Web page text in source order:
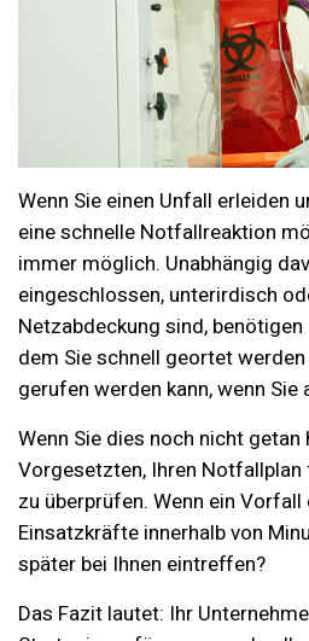
Wenn Sie einen Unfall erleiden
eine schnelle Notfallreaktion
immer möglich. Unabhängig
eingeschlossen, unterirdisch
Netzabdeckung sind,
dem Sie schnell geortet
gerufen werden kann, wenn Sie
Wenn Sie dies noch nicht getan
Vorgesetzten, Ihren
zu überprüfen. Wenn ein
Einsatzkräfte innerhalb von
später bei Ihnen eintreffen?
Das Fazit lautet: Ihr